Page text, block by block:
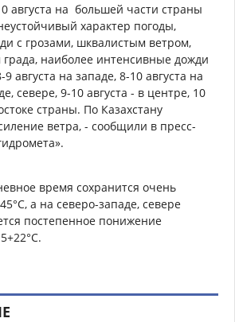
августа на большей части страны
характер погоды,
с грозами, шквалистым ветром,
наиболее интенсивные дожди
августа на западе, 8-10 августа на
севере, 9-10 августа - в центре, 10
страны. По Казахстану
ветра, - сообщили в пресс-
время сохранится очень
а на северо-западе, севере
постепенное понижение